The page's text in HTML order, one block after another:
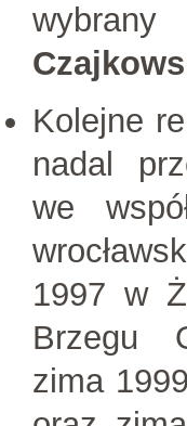
Kolejne
nadal
we
1997 w
Brzegu
zima